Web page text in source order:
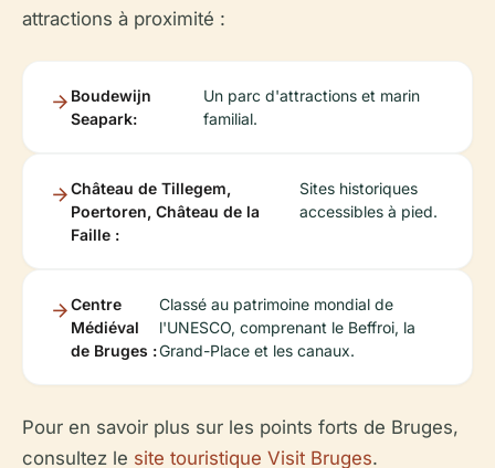
attractions à proximité :
Boudewijn
Seapark:
Un parc d'attractions et marin
familial.
Château de Tillegem,
Poertoren, Château de la
Faille :
Sites historiques
accessibles à pied.
Centre
Médiéval
de Bruges :
Classé au patrimoine mondial de
l'UNESCO, comprenant le Beffroi, la
Grand-Place et les canaux.
Pour en savoir plus sur les points forts de Bruges,
consultez le site touristique Visit Bruges.